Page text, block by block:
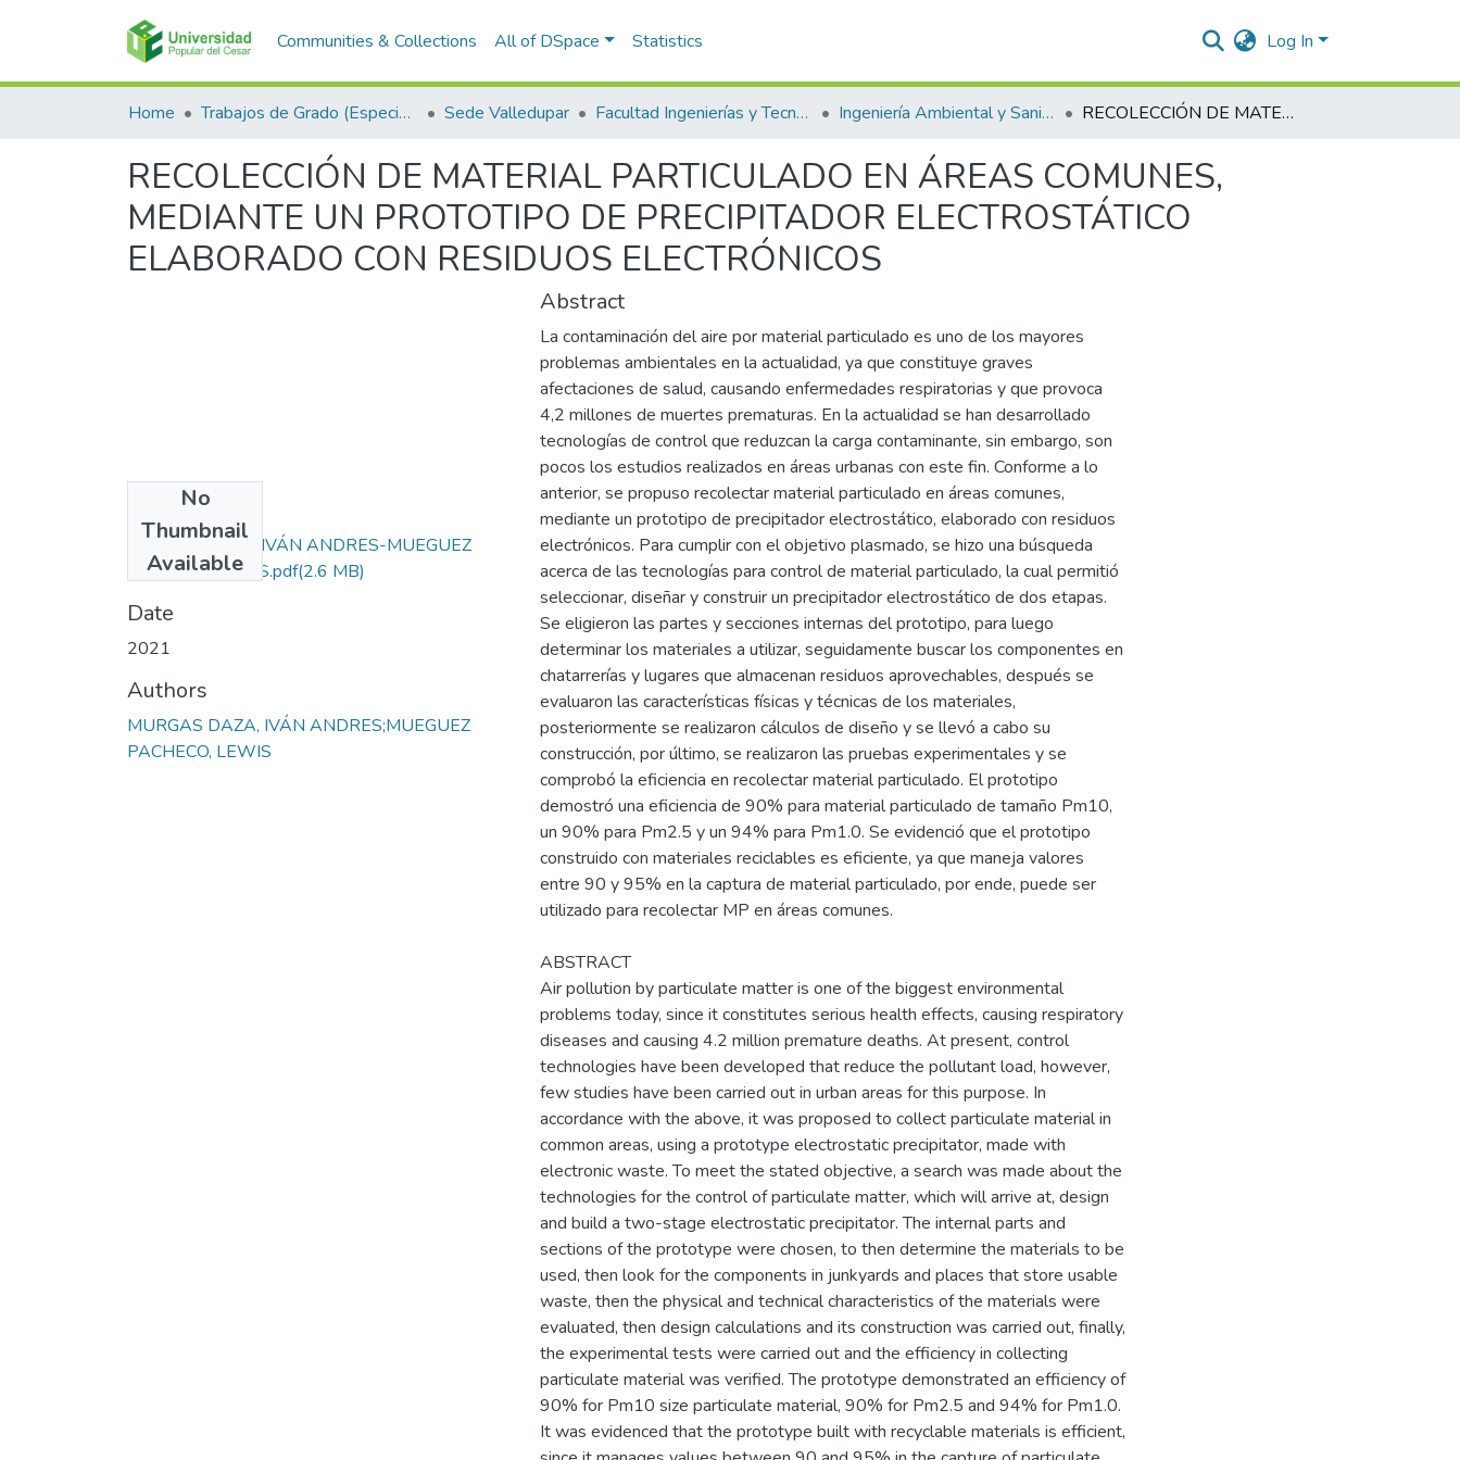
Communities & Collections All of DSpace Statistics Log In
Home Trabajos de Grado (Especializaciones y Pregrados) Sede Valledupar Facultad Ingenierías y Tecnologías Ingeniería Ambiental y Sanitaria. RECOLECCIÓN DE MATERIAL PARTICULADO EN ÁREAS COMUNES, MEDIANTE UN PROTOTIPO DE PRECIPITADOR ELECTROSTÁTICO ELABORADO CON RESIDUOS ELECTRÓNICOS
RECOLECCIÓN DE MATERIAL PARTICULADO EN ÁREAS COMUNES,
MEDIANTE UN PROTOTIPO DE PRECIPITADOR ELECTROSTÁTICO
ELABORADO CON RESIDUOS ELECTRÓNICOS
No
Thumbnail
Available
MURGAS DAZA IVÁN ANDRES-MUEGUEZ
PACHECO LEWIS.pdf(2.6 MB)
Date
2021
Authors
MURGAS DAZA, IVÁN ANDRES;MUEGUEZ
PACHECO, LEWIS
Abstract
La contaminación del aire por material particulado es uno de los mayores
problemas ambientales en la actualidad, ya que constituye graves
afectaciones de salud, causando enfermedades respiratorias y que provoca
4,2 millones de muertes prematuras. En la actualidad se han desarrollado
tecnologías de control que reduzcan la carga contaminante, sin embargo, son
pocos los estudios realizados en áreas urbanas con este fin. Conforme a lo
anterior, se propuso recolectar material particulado en áreas comunes,
mediante un prototipo de precipitador electrostático, elaborado con residuos
electrónicos. Para cumplir con el objetivo plasmado, se hizo una búsqueda
acerca de las tecnologías para control de material particulado, la cual permitió
seleccionar, diseñar y construir un precipitador electrostático de dos etapas.
Se eligieron las partes y secciones internas del prototipo, para luego
determinar los materiales a utilizar, seguidamente buscar los componentes en
chatarrerías y lugares que almacenan residuos aprovechables, después se
evaluaron las características físicas y técnicas de los materiales,
posteriormente se realizaron cálculos de diseño y se llevó a cabo su
construcción, por último, se realizaron las pruebas experimentales y se
comprobó la eficiencia en recolectar material particulado. El prototipo
demostró una eficiencia de 90% para material particulado de tamaño Pm10,
un 90% para Pm2.5 y un 94% para Pm1.0. Se evidenció que el prototipo
construido con materiales reciclables es eficiente, ya que maneja valores
entre 90 y 95% en la captura de material particulado, por ende, puede ser
utilizado para recolectar MP en áreas comunes.
ABSTRACT
Air pollution by particulate matter is one of the biggest environmental
problems today, since it constitutes serious health effects, causing respiratory
diseases and causing 4.2 million premature deaths. At present, control
technologies have been developed that reduce the pollutant load, however,
few studies have been carried out in urban areas for this purpose. In
accordance with the above, it was proposed to collect particulate material in
common areas, using a prototype electrostatic precipitator, made with
electronic waste. To meet the stated objective, a search was made about the
technologies for the control of particulate matter, which will arrive at, design
and build a two-stage electrostatic precipitator. The internal parts and
sections of the prototype were chosen, to then determine the materials to be
used, then look for the components in junkyards and places that store usable
waste, then the physical and technical characteristics of the materials were
evaluated, then design calculations and its construction was carried out, finally,
the experimental tests were carried out and the efficiency in collecting
particulate material was verified. The prototype demonstrated an efficiency of
90% for Pm10 size particulate material, 90% for Pm2.5 and 94% for Pm1.0.
It was evidenced that the prototype built with recyclable materials is efficient,